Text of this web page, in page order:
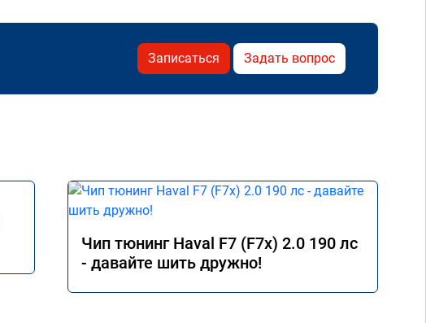
Записаться Задать вопрос
Чип тюнинг Haval F7 (F7x) 2.0 190 лс
- давайте шить дружно!